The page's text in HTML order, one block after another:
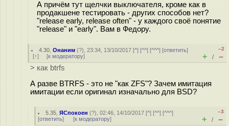
А причём тут щелчки выключателя, кроме как в
продакшене тестировать - других способов нет?
"release early, release often" - у каждого своё понятие
"release" и "early". Вам в Федору.
4.30 ,Онаним (?), 23:34, 13/10/2017 [^] [^^] [^^^] [ответить]
[↑] [к модератору]
–2
+ / –
> как btrfs
А разве BTRFS - это не "как ZFS"? Зачем имитация
имитации если оригинал изначально для BSD?
5.35 ,ЯСпокоен (?), 02:46, 14/10/2017 [^] [^^] [^^^]
[ответить] [к модератору]
–3
+ / –